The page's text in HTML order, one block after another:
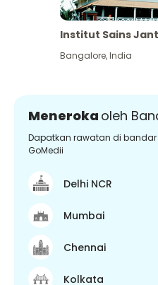
Institut Sains
Bangalore,India
Meneroka oleh
Dapatkan rawatan di
GoMedii
Delhi NCR
Mumbai
Chennai
Kolkata